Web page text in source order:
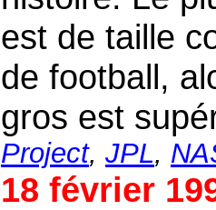
est de taille
de football,
gros est
Project, JPL,
18 février